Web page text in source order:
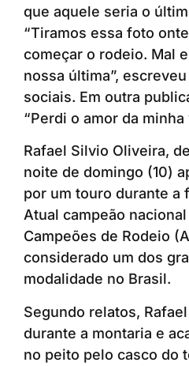
que aquele seria o
“Tiramos essa foto
começar o rodeio. Mal
nossa última”,
sociais. Em outra
“Perdi o amor da minha
Rafael Silvio Oliveira,
noite de domingo (10)
por um touro durante a
Atual campeão
Campeões de Rodeio
considerado um dos
modalidade no Brasil.
Segundo relatos,
durante a montaria e
no peito pelo casco do